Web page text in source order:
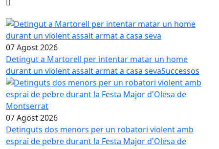
07 Agost 2026
Detingut a Martorell per intentar matar un home
durant un violent assalt armat a casa sevaSuccessos
07 Agost 2026
Detinguts dos menors per un robatori violent amb
esprai de pebre durant la Festa Major d'Olesa de